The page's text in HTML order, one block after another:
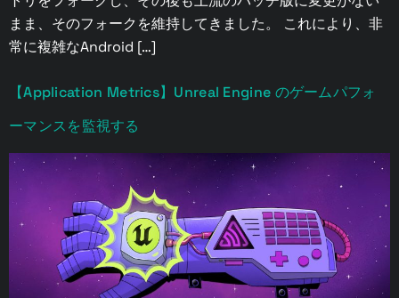
まま、そのフォークを維持してきました。 これにより、非
常に複雑なAndroid […]
【Application Metrics】Unreal Engine のゲームパフォ
ーマンスを監視する